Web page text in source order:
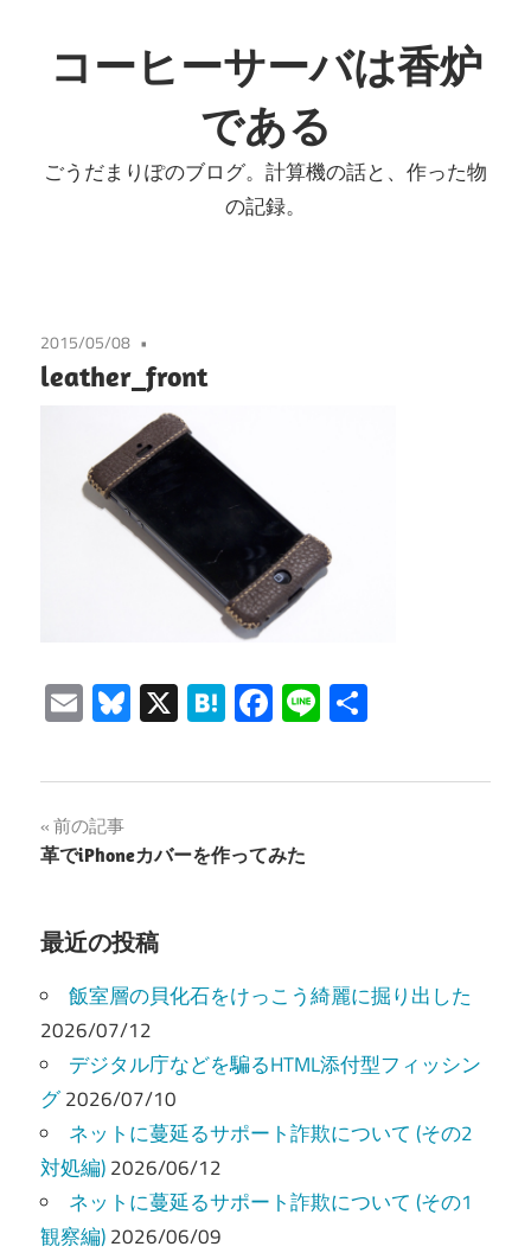
ン
テ
へ
コーヒーサーバは香炉
である
ごうだまりぽのブログ。計算機の話と、作った物
の記録。
2015/05/08
leather_front
EmailBluesky
X Hatena
Facebook
Line
投
稿
ナ
ビ
ゲ
ー
シ
ョ
ン
前の記事
革でiPhoneカバーを作ってみた
最近の投稿
飯室層の貝化石をけっこう綺麗に掘り出した
2026/07/12
デジタル庁などを騙るHTML添付型フィッシン
グ2026/07/10
ネットに蔓延るサポート詐欺について (その2
対処編)2026/06/12
ネットに蔓延るサポート詐欺について (その1
観察編)2026/06/09